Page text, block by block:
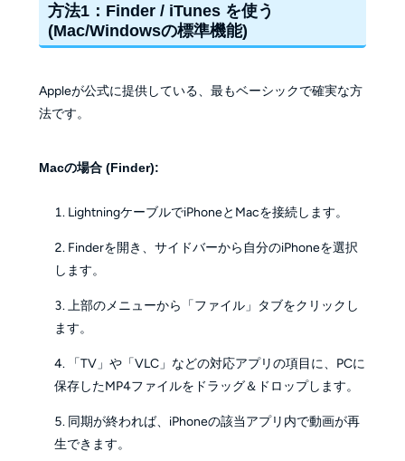
方法1：Finder / iTunes を使う
(Mac/Windowsの標準機能)
Appleが公式に提供している、最もベーシックで確実な方
法です。
Macの場合 (Finder):
LightningケーブルでiPhoneとMacを接続します。
Finderを開き、サイドバーから自分のiPhoneを選択
します。
上部のメニューから「ファイル」タブをクリックし
ます。
「TV」や「VLC」などの対応アプリの項目に、PCに
保存したMP4ファイルをドラッグ＆ドロップします。
同期が終われば、iPhoneの該当アプリ内で動画が再
生できます。